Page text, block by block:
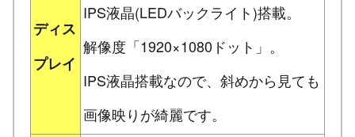
ディス
プレイ
IPS液晶(LEDバックライト)搭載。
解像度「1920×1080ドット」。
IPS液晶搭載なので、斜めから見ても
画像映りが綺麗です。